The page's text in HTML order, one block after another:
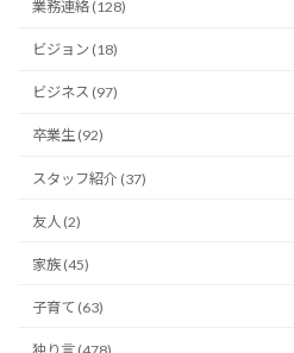
業務連絡 (128)
ビジョン (18)
ビジネス (97)
卒業生 (92)
スタッフ紹介 (37)
友人 (2)
家族 (45)
子育て (63)